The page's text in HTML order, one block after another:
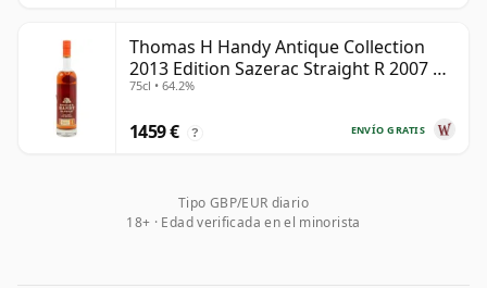
Thomas H Handy Antique Collection
2013 Edition Sazerac Straight R 2007 6
años
75cl • 64.2%
ENVÍO GRATIS
1459 € ?
Tipo GBP/EUR diario
18+ · Edad verificada en el minorista